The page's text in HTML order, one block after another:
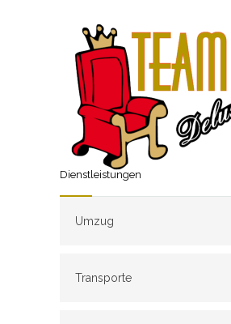
Dienstleistungen
Umzug
Transporte